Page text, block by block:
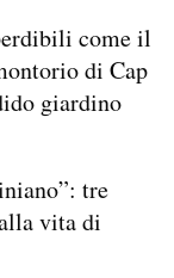
come il
di Cap
giardino
tre
vita di